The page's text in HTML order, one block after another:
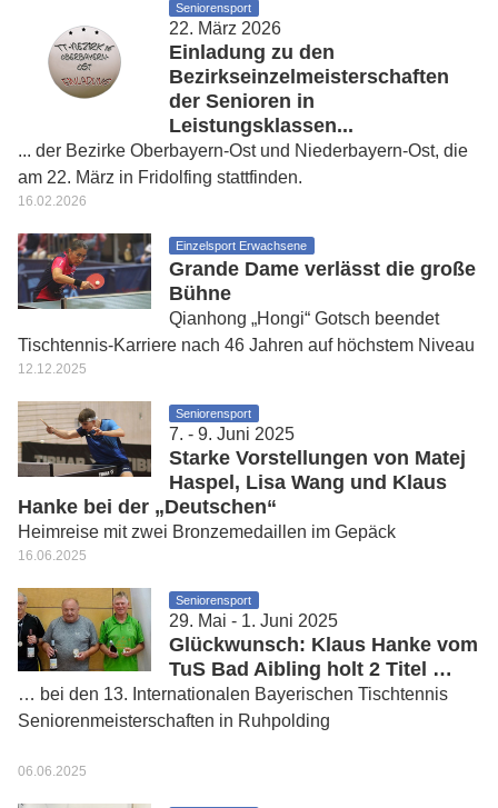
Seniorensport
22. März 2026
Einladung zu den
Bezirkseinzelmeisterschaften
der Senioren in
Leistungsklassen...
... der Bezirke Oberbayern-Ost und Niederbayern-Ost, die
am 22. März in Fridolfing stattfinden.
16.02.2026
Einzelsport Erwachsene
Grande Dame verlässt die große
Bühne
Qianhong „Hongi“ Gotsch beendet
Tischtennis-Karriere nach 46 Jahren auf höchstem Niveau
12.12.2025
Seniorensport
7. - 9. Juni 2025
Starke Vorstellungen von Matej
Haspel, Lisa Wang und Klaus
Hanke bei der „Deutschen“
Heimreise mit zwei Bronzemedaillen im Gepäck
16.06.2025
Seniorensport
29. Mai - 1. Juni 2025
Glückwunsch: Klaus Hanke vom
TuS Bad Aibling holt 2 Titel …
… bei den 13. Internationalen Bayerischen Tischtennis
Seniorenmeisterschaften in Ruhpolding
06.06.2025